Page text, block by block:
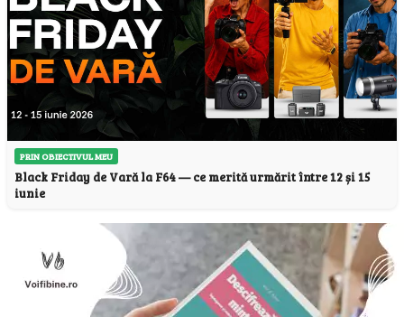
PRIN OBIECTIVUL MEU
Black Friday de Vară la F64 — ce merită urmărit între 12 și 15
iunie